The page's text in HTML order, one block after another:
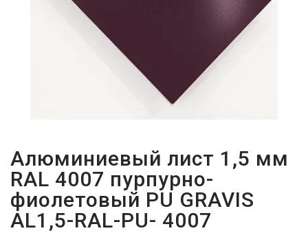
Алюминиевый лист 1,5 мм
RAL 4007 пурпурно-
фиолетовый PU GRAVIS
AL1,5-RAL-PU- 4007